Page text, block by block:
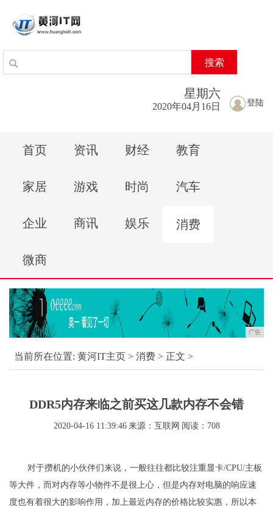
搜索
登陆
星期六
2020年04月16日
首页 资讯 财经 教育
家居 游戏 时尚 汽车
企业 商讯 娱乐 消费
微商
广告
当前所在位置: 黄河IT主页 > 消费 > 正文 >
DDR5内存来临之前买这几款内存不会错
2020-04-16 11:39:46 来源：互联网 阅读：708
对于攒机的小伙伴们来说，一般往往都比较注重显卡/CPU/主板
等大件，而对内存等小物件不是很上心，但是内存对电脑的响应速
度也有着很大的影响作用，加上最近内存的价格比较实惠，所以本